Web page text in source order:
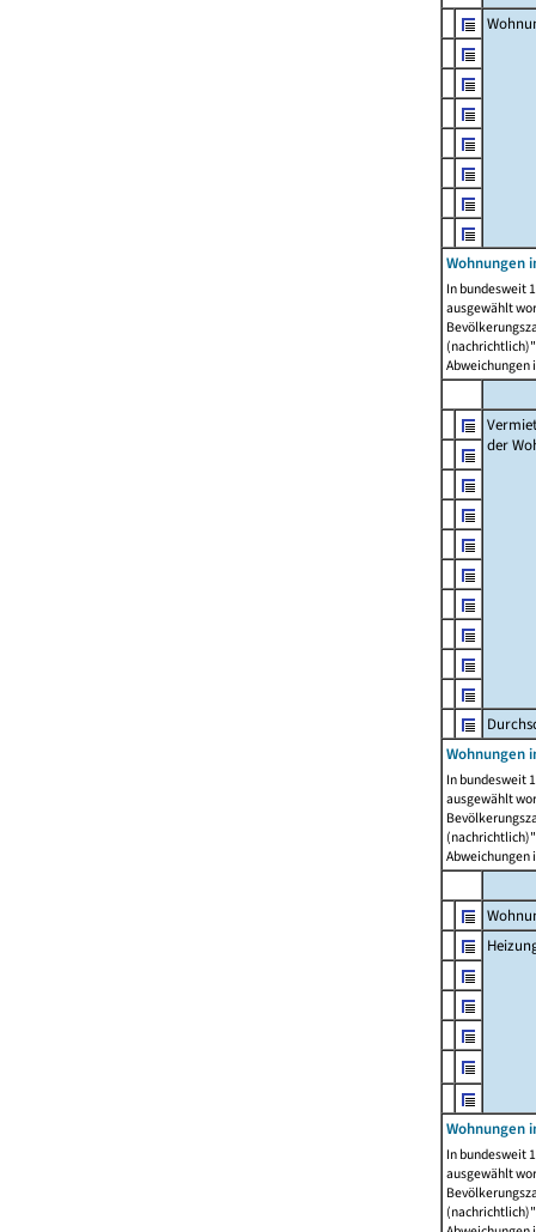
Wohnungen
In bundesweit
ausgewählt
Abweichungen
der
Wohnungen
In bundesweit
ausgewählt
Abweichungen
Wohnungen
In bundesweit
ausgewählt